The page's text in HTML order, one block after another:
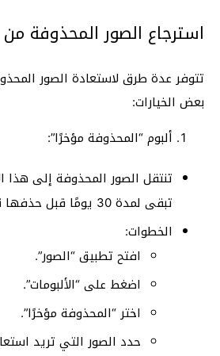
استرجاع الصور المحذوفة من
تتوفر عدة طرق لاستعادة الصور
بعض الخيارات:
ألبوم “المحذوفة مؤخرًا”:
تنتقل الصور المحذوفة إلى هذا
تبقى لمدة 30 يومًا قبل حذفها نهائيًا.
الخطوات:
افتح تطبيق “الصور”.
اضغط على “الألبومات”.
اختر “المحذوفة مؤخرًا”.
حدد الصور التي تريد